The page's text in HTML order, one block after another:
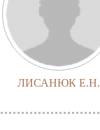
ЛИСАНЮК Е.Н.